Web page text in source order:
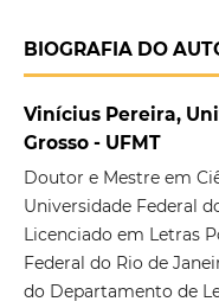
BIOGRAFIA DO
Vinícius Pereira,
Grosso - UFMT
Doutor e Mestre em
Universidade Federal
Licenciado em Letras
Federal do Rio de
do Departamento de